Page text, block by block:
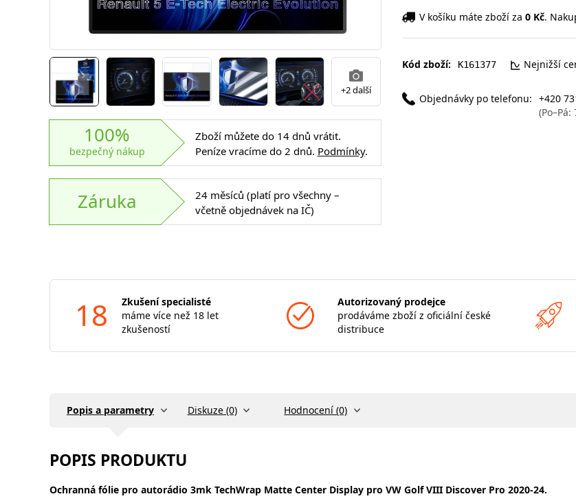
+2 další
100%
bezpečný nákup
Zboží můžete do 14 dnů vrátit.
Peníze vracíme do 2 dnů. Podmínky.
Záruka
24 měsíců (platí pro všechny –
včetně objednávek na IČ)
V košíku máte zboží za 0 Kč.
Kód zboží: K161377 Nejnižší
Objednávky po telefonu: +420
18
Zkušení specialisté
máme více než 18 let
zkušeností
Autorizovaný prodejce
prodáváme zboží z oficiální české
distribuce
Popis a parametry Diskuze (0) Hodnocení (0)
POPIS PRODUKTU
Ochranná fólie pro autorádio 3mk TechWrap Matte Center Display pro VW Golf VIII Discover Pro 2020-24.